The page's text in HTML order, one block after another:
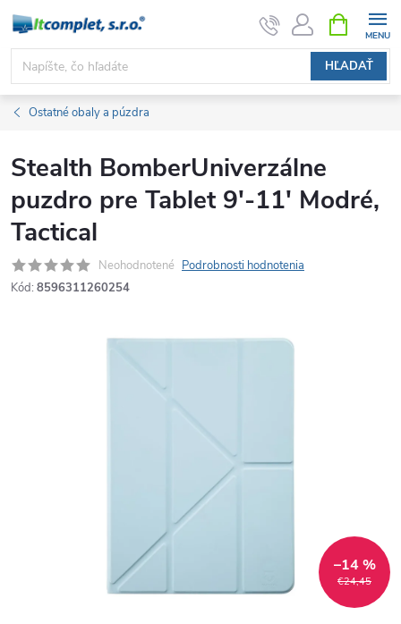
Prejsť
obsah
HĽADAŤ
KOŠÍK
Ostatné obaly a púzdra
Stealth BomberUniverzálne
puzdro pre Tablet 9'-11' Modré,
Tactical
Neohodnotené Podrobnosti hodnotenia
Kód: 8596311260254
€24,45
–14 %